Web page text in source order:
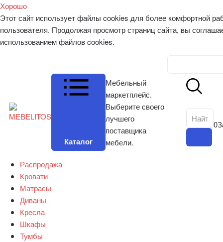
Хорошо
Этот сайт использует файлы cookies для более комфортной
пользователя. Продолжая просмотр страниц сайта, вы
использованием файлов cookies.
Каталог
Мебельный
маркетплейс.
Выберите своего
лучшего
поставщика
мебели.
0
Распродажа
Кровати
Матрасы
Диваны
Кресла
Шкафы
Тумбы